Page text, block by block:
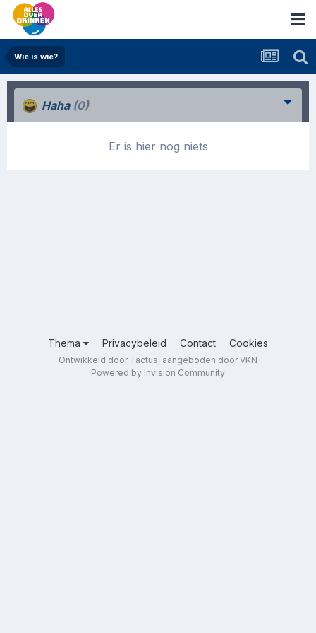
Wie is wie?
Haha (0)
Er is hier nog niets
Thema Privacybeleid Contact Cookies
Ontwikkeld door Tactus, aangeboden door VKN
Powered by Invision Community